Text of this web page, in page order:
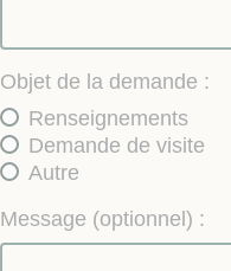
Objet de la demande :
Renseignements
Demande de visite
Autre
Message (optionnel) :